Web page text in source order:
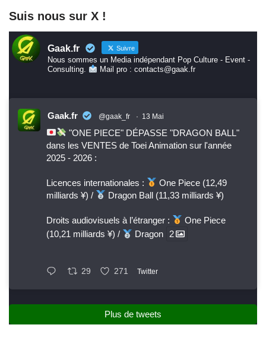
Suis nous sur X !
Gaak.fr Suivre
Nous sommes un Media indépendant Pop Culture - Event -
Consulting.
Mail pro : contacts@gaak.fr
Gaak.fr @gaak_fr · 13 Mai
"ONE PIECE" DÉPASSE "DRAGON BALL"
dans les VENTES de Toei Animation sur l'année
2025 - 2026 :
Licences internationales :
One Piece (12,49
milliards ¥) /
Dragon Ball (11,33 milliards ¥)
Droits audiovisuels à l’étranger :
One Piece
(10,21 milliards ¥) /
Dragon 2
29 271 Twitter
Plus de tweets